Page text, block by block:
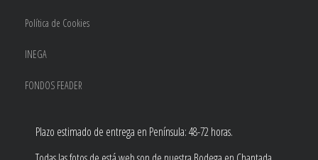
Política de Cookies
INEGA
FONDOS FEADER
Plazo estimado de entrega en Península: 48-72 horas.